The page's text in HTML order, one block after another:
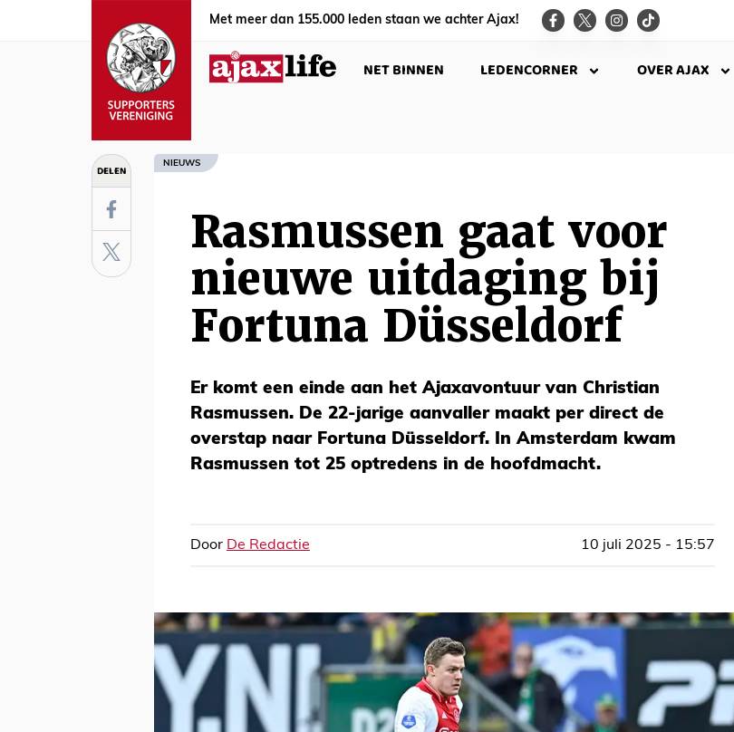
Met meer dan 155.000 leden staan we achter Ajax!
NET BINNEN LEDENCORNER OVER AJAX
DELEN NIEUWS
Rasmussen gaat voor
nieuwe uitdaging bij
Fortuna Düsseldorf
Er komt een einde aan het Ajaxavontuur van Christian
Rasmussen. De 22-jarige aanvaller maakt per direct de
overstap naar Fortuna Düsseldorf. In Amsterdam kwam
Rasmussen tot 25 optredens in de hoofdmacht.
Door De Redactie 10 juli 2025 - 15:57